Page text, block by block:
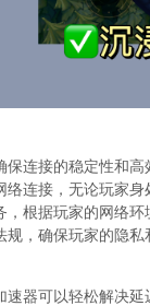
连接的稳定性和
连接，无论玩家身
根据玩家的网络环
，确保玩家的隐私
器可以轻松解决